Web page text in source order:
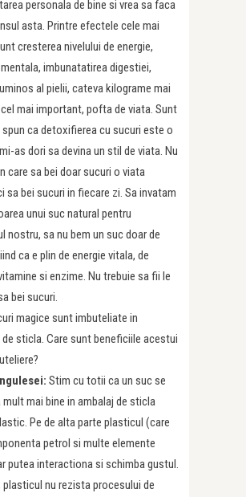
personala de bine si vrea sa faca
asta. Printre efectele cele mai
cresterea nivelului de energie,
imbunatatirea digestiei,
al pielii, cateva kilograme mai
mai important, pofta de viata. Sunt
ca detoxifierea cu sucuri este o
as dori sa devina un stil de viata. Nu
care sa bei doar sucuri o viata
sa bei sucuri in fiecare zi. Sa invatam
unui suc natural pentru
nostru, sa nu bem un suc doar de
ca e plin de energie vitala, de
si enzime. Nu trebuie sa fii le
bei sucuri.
magice sunt imbuteliate in
sticla. Care sunt beneficiile acestui
Stim cu totii ca un suc se
mai bine in ambalaj de sticla
Pe de alta parte plasticul (care
petrol si multe elemente
putea interactiona si schimba gustul.
plasticul nu rezista procesului de